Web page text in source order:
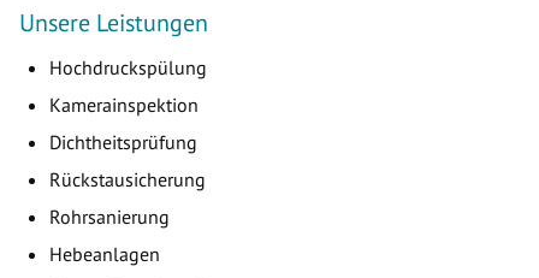
Unsere Leistungen
Hochdruckspülung
Kamerainspektion
Dichtheitsprüfung
Rückstausicherung
Rohrsanierung
Hebeanlagen